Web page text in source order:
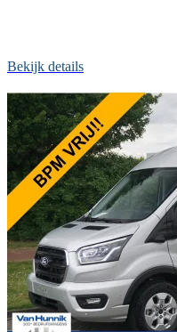
Bekijk details